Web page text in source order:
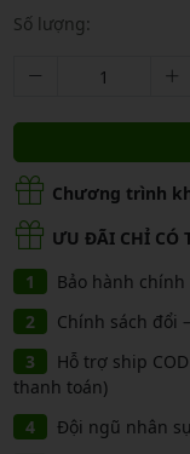
Số lượng:
Chương trình
ƯU ĐÃI CHỈ CÓ
Bảo hành chính
Chính sách đổi
Hỗ trợ ship
thanh toán)
Đội ngũ nhân